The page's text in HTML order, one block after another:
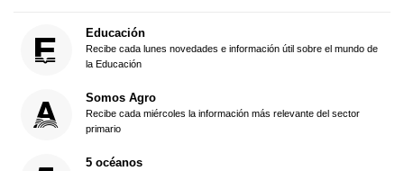
Educación
Recibe cada lunes novedades e información útil sobre el mundo de
la Educación
Somos Agro
Recibe cada miércoles la información más relevante del sector
primario
5 océanos